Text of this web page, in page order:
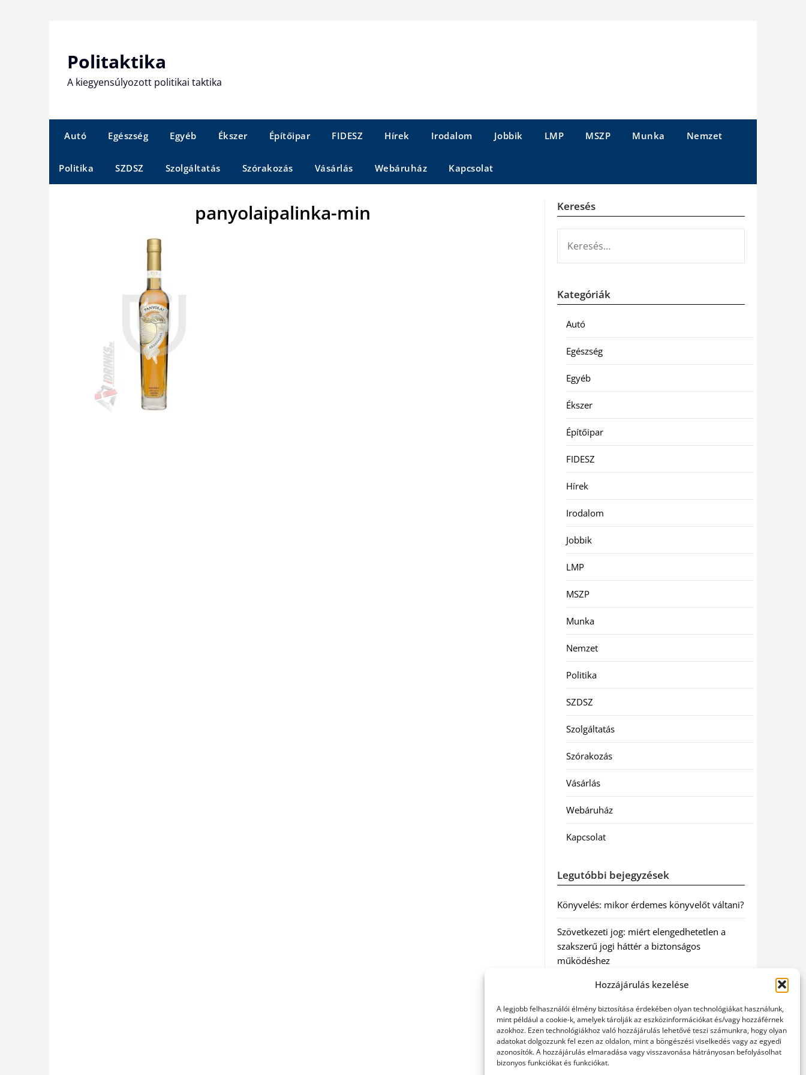
Hozzájárulás kezelése
A legjobb felhasználói élmény biztosítása érdekében olyan technológiákat használunk,
mint például a cookie-k, amelyek tárolják az eszközinformációkat és/vagy hozzáférnek
azokhoz. Ezen technológiákhoz való hozzájárulás lehetővé teszi számunkra, hogy olyan
adatokat dolgozzunk fel ezen az oldalon, mint a böngészési viselkedés vagy az egyedi
azonosítók. A hozzájárulás elmaradása vagy visszavonása hátrányosan befolyásolhat
bizonyos funkciókat és funkciókat.
Politaktika
A kiegyensúlyozott politikai taktika
Autó Egészség Egyéb Ékszer Építőipar FIDESZ Hírek Irodalom Jobbik LMP MSZP Munka Nemzet
Politika SZDSZ Szolgáltatás Szórakozás Vásárlás Webáruház Kapcsolat
panyolaipalinka-min Keresés
Kategóriák
Autó
Egészség
Egyéb
Ékszer
Építőipar
FIDESZ
Hírek
Irodalom
Jobbik
LMP
MSZP
Munka
Nemzet
Politika
SZDSZ
Szolgáltatás
Szórakozás
Vásárlás
Webáruház
Kapcsolat
Legutóbbi bejegyzések
Könyvelés: mikor érdemes könyvelőt váltani?
Szövetkezeti jog: miért elengedhetetlen a
szakszerű jogi háttér a biztonságos
működéshez
Munkajogi ügyvéd: miért nem érdemes várni
Tüll anyag: elegancia és sokoldalúság a
Szakatex kínálatában